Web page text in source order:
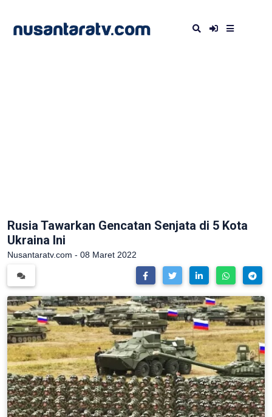
Rusia Tawarkan Gencatan Senjata di 5 Kota
Ukraina Ini
Nusantaratv.com - 08 Maret 2022